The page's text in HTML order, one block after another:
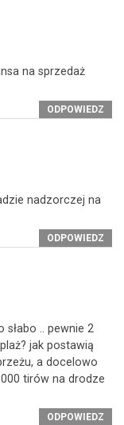
na sprzedaż
ODPOWIEDZ
nadzorczej na
ODPOWIEDZ
.. pewnie 2
jak postawią
a docelowo
tirów na drodze
ODPOWIEDZ